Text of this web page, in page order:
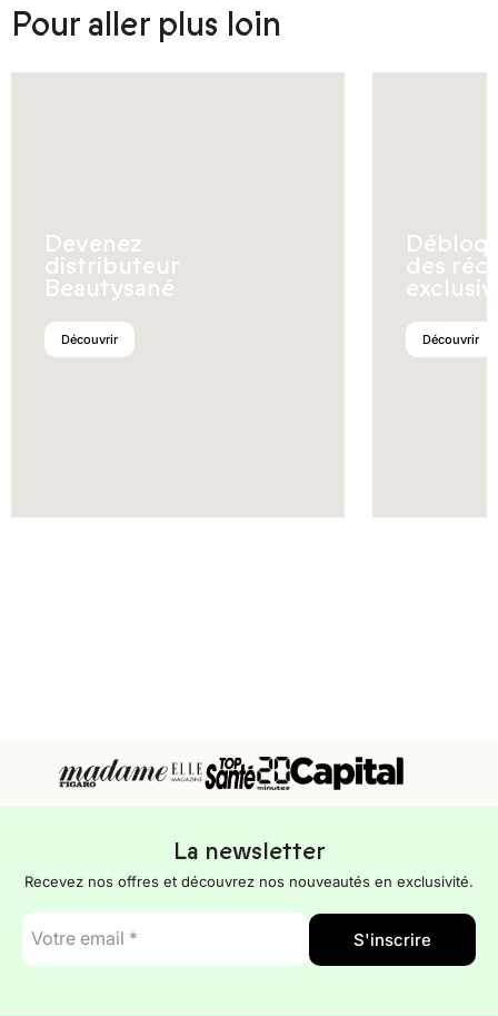
Pour aller plus loin
Devenez
distributeur
Beautysané
Découvrir
des
Découvrir
La newsletter
Recevez nos offres et découvrez nos nouveautés en exclusivité.
E-
mail
*
S'inscrire